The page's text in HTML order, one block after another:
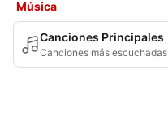
Música
Canciones Principales
Canciones más escuchadas